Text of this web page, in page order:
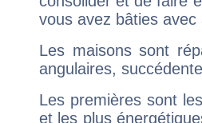
vous avez bâties avec
Les maisons sont
angulaires,
Les premières sont
et les plus